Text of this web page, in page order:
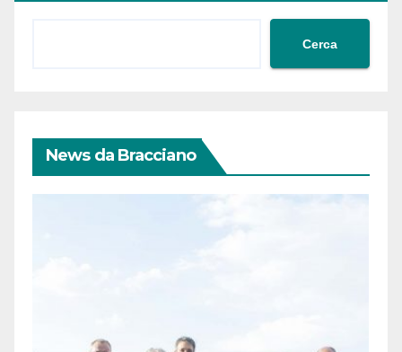
Cerca
News da Bracciano